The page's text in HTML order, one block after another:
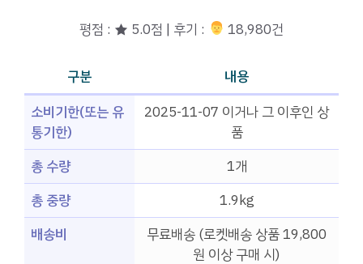
평점 : ★ 5.0점 | 후기 : ‍‍ 18,980건
구분
내용
소비기한(또는 유
통기한)
2025-11-07 이거나 그 이후인 상
품
총 수량
1개
총 중량
1.9kg
배송비
무료배송 (로켓배송 상품 19,800
원 이상 구매 시)